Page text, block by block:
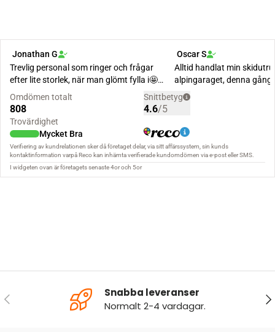
FÖREGÅENDE
Snabba leveranser
Normalt 2-4 vardagar.